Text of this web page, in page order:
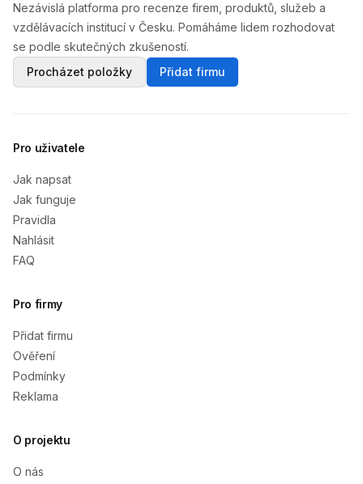
Nezávislá platforma pro recenze firem, produktů, služeb a
vzdělávacích institucí v Česku. Pomáháme lidem rozhodovat
se podle skutečných zkušeností.
Procházet položky
Přidat firmu
Pro uživatele
Jak napsat
Jak funguje
Pravidla
Nahlásit
FAQ
Pro firmy
Přidat firmu
Ověření
Podmínky
Reklama
O projektu
O nás